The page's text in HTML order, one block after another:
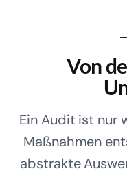
Von
Ein Audit ist nur
Maßnahmen
abstrakte